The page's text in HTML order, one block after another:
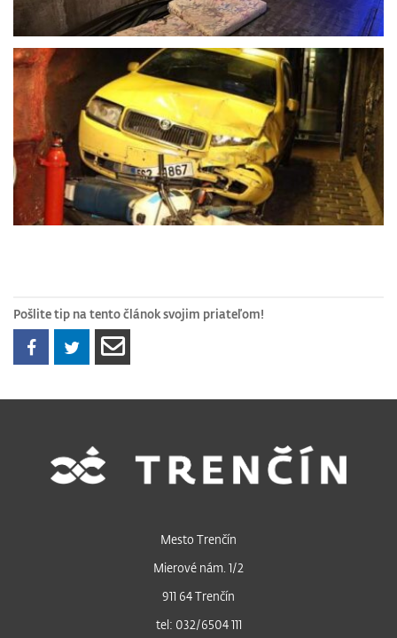
Pošlite tip na tento článok svojim priateľom!
Mesto Trenčín
Mierové nám. 1/2
911 64 Trenčín
tel: 032/6504 111